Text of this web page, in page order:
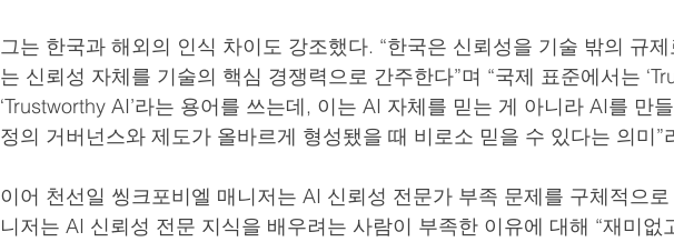
그는 한국과 해외의 인식 차이도 강조했다. “한국은 신뢰성을 기술 밖의 규
는 신뢰성 자체를 기술의 핵심 경쟁력으로 간주한다”며 “국제 표준에서는
‘Trustworthy AI’라는 용어를 쓰는데, 이는 AI 자체를 믿는 게 아니라 AI를 만
정의 거버넌스와 제도가 올바르게 형성됐을 때 비로소 믿을 수 있다는 의미”
이어 천선일 씽크포비엘 매니저는 AI 신뢰성 전문가 부족 문제를 구체적으
니저는 AI 신뢰성 전문 지식을 배우려는 사람이 부족한 이유에 대해 “재미없